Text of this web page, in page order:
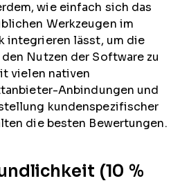
wie einfach sich das
Werkzeugen im
integrieren lässt, um die
Nutzen der Software zu
vielen nativen
Anbindungen und
kundenspezifischer
die besten Bewertungen.
(10 %